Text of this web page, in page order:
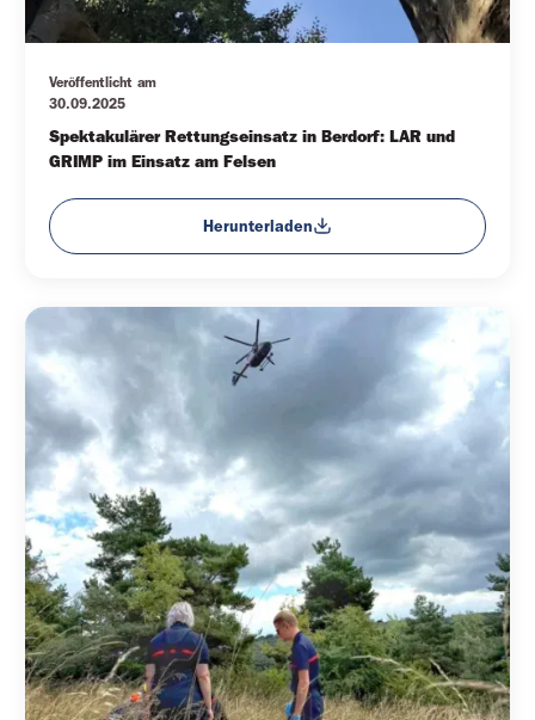
Veröffentlicht am
30.09.2025
Spektakulärer Rettungseinsatz in Berdorf: LAR und
GRIMP im Einsatz am Felsen
Herunterladen